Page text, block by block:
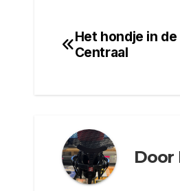
Bericht
Het hondje in
Centraal
Door